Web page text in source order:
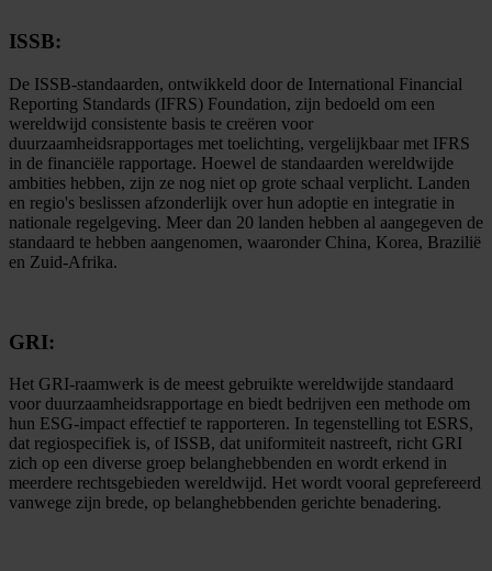
ISSB:
De ISSB-standaarden, ontwikkeld door de International Financial
Reporting Standards (IFRS) Foundation, zijn bedoeld om een
wereldwijd consistente basis te creëren voor
duurzaamheidsrapportages met toelichting, vergelijkbaar met IFRS
in de financiële rapportage. Hoewel de standaarden wereldwijde
ambities hebben, zijn ze nog niet op grote schaal verplicht. Landen
en regio's beslissen afzonderlijk over hun adoptie en integratie in
nationale regelgeving. Meer dan 20 landen hebben al aangegeven de
standaard te hebben aangenomen, waaronder China, Korea, Brazilië
en Zuid-Afrika.
GRI:
Het GRI-raamwerk is de meest gebruikte wereldwijde standaard
voor duurzaamheidsrapportage en biedt bedrijven een methode om
hun ESG-impact effectief te rapporteren. In tegenstelling tot ESRS,
dat regiospecifiek is, of ISSB, dat uniformiteit nastreeft, richt GRI
zich op een diverse groep belanghebbenden en wordt erkend in
meerdere rechtsgebieden wereldwijd. Het wordt vooral geprefereerd
vanwege zijn brede, op belanghebbenden gerichte benadering.